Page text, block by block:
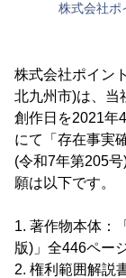
株式会社ポ
株式会社ポイン
北九州市)は、当
創作日を2021年
にて「存在事実
(令和7年第205
願は以下です。
1. 著作物本体：
版)」全446ペー
2. 権利範囲解説